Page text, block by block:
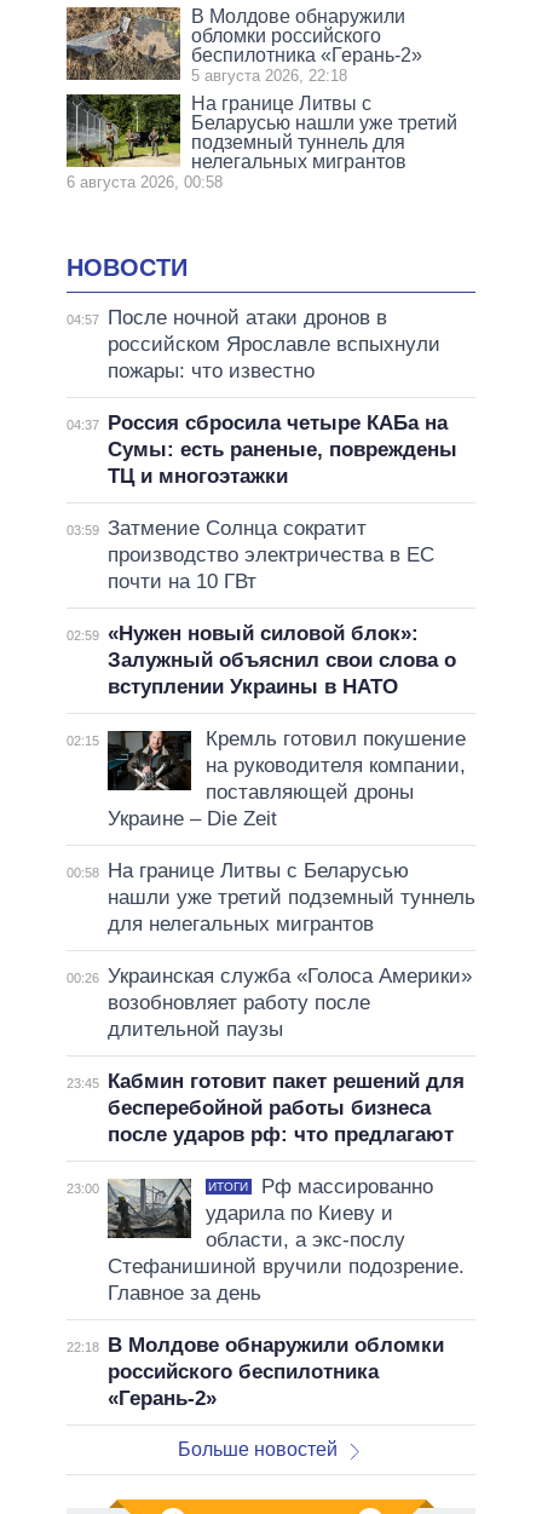
В Молдове обнаружили
обломки российского
беспилотника «Герань-2»
5 августа 2026, 22:18
На границе Литвы с
Беларусью нашли уже третий
подземный туннель для
нелегальных мигрантов
6 августа 2026, 00:58
НОВОСТИ
04:57
После ночной атаки дронов в
российском Ярославле вспыхнули
пожары: что известно
04:37
Россия сбросила четыре КАБа на
Сумы: есть раненые, повреждены
ТЦ и многоэтажки
03:59 Затмение Солнца сократит
производство электричества в ЕС
почти на 10 ГВт
02:59 «Нужен новый силовой блок»:
Залужный объяснил свои слова о
вступлении Украины в НАТО
02:15
Кремль готовил покушение
на руководителя компании,
поставляющей дроны
Украине – Die Zeit
00:58
На границе Литвы с Беларусью
нашли уже третий подземный туннель
для нелегальных мигрантов
00:26 Украинская служба «Голоса Америки»
возобновляет работу после
длительной паузы
23:45
Кабмин готовит пакет решений для
бесперебойной работы бизнеса
после ударов рф: что предлагают
23:00 ИТОГИ
Рф массированно
ударила по Киеву и
области, а экс-послу
Стефанишиной вручили подозрение.
Главное за день
22:18
В Молдове обнаружили обломки
российского беспилотника
«Герань-2»
Больше новостей